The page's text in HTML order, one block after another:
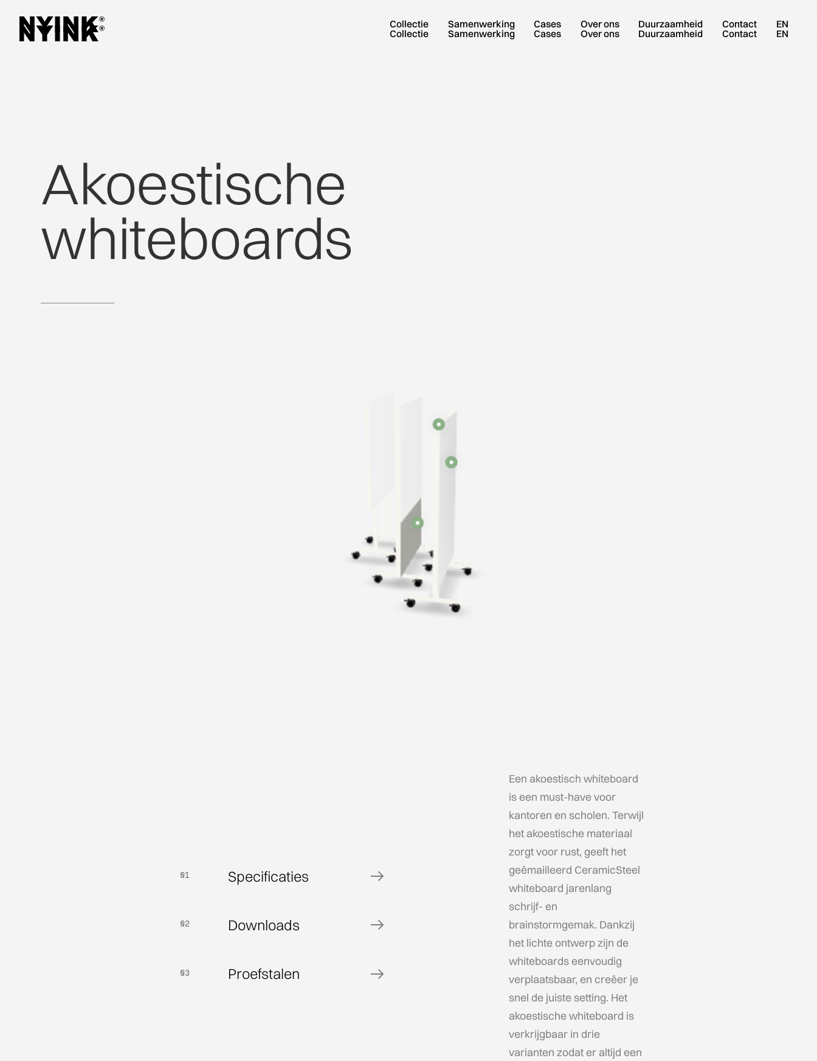
Collectie Samenwerking Cases Over ons Duurzaamheid Contact EN
Collectie Samenwerking Cases Over ons Duurzaamheid Contact EN
Akoestische
whiteboards
Een akoestisch whiteboard
is een must-have voor
kantoren en scholen. Terwijl
het akoestische materiaal
zorgt voor rust, geeft het
geëmailleerd CeramicSteel
whiteboard jarenlang
schrijf- en
brainstormgemak. Dankzij
het lichte ontwerp zijn de
whiteboards eenvoudig
verplaatsbaar, en creëer je
snel de juiste setting. Het
akoestische whiteboard is
verkrijgbaar in drie
varianten zodat er altijd een
01
Specificaties
02
Downloads
03
Proefstalen